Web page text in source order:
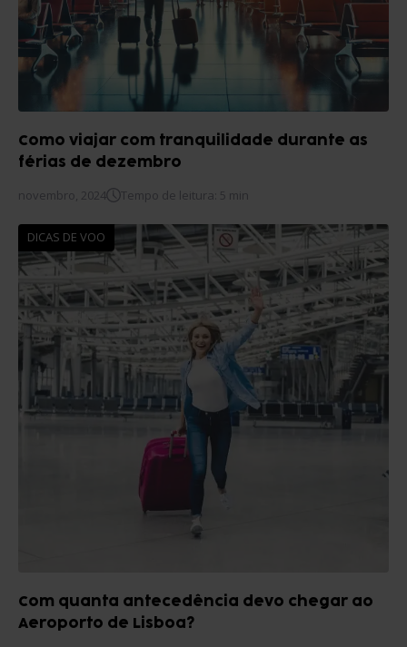
Como viajar com tranquilidade durante as
férias de dezembro
novembro, 2024 Tempo de leitura: 5 min
DICAS DE VOO
Com quanta antecedência devo chegar ao
Aeroporto de Lisboa?